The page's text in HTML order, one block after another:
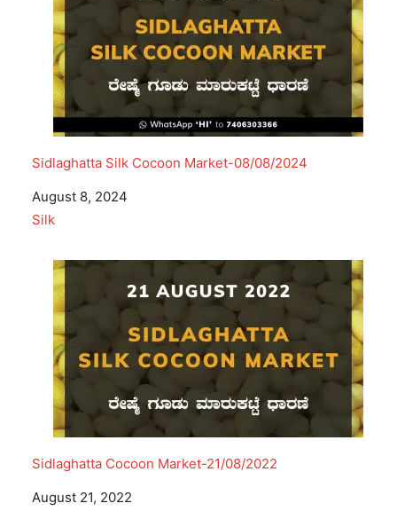
Sidlaghatta Silk Cocoon Market-08/08/2024
Date
August 8, 2024
In relation to
Silk
Sidlaghatta Cocoon Market-21/08/2022
Date
August 21, 2022